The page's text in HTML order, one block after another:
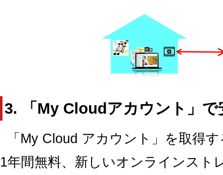
3. 「My Cloudアカウント」で
「My Cloud アカウント」を取得
1年間無料、新しいオンラインスト